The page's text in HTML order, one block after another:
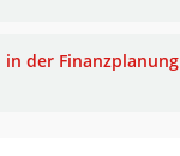
in der Finanzplanung